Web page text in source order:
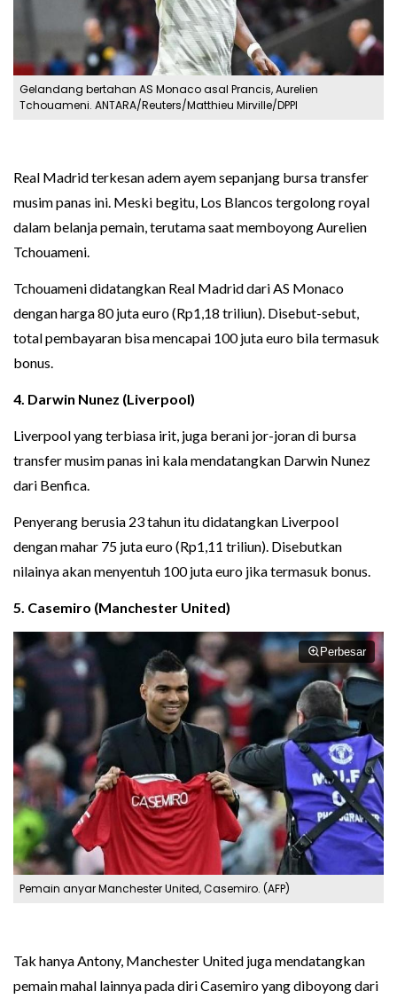
Gelandang bertahan AS Monaco asal Prancis, Aurelien
Tchouameni. ANTARA/Reuters/Matthieu Mirville/DPPI
Real Madrid terkesan adem ayem sepanjang bursa transfer
musim panas ini. Meski begitu, Los Blancos tergolong royal
dalam belanja pemain, terutama saat memboyong Aurelien
Tchouameni.
Tchouameni didatangkan Real Madrid dari AS Monaco
dengan harga 80 juta euro (Rp1,18 triliun). Disebut-sebut,
total pembayaran bisa mencapai 100 juta euro bila termasuk
bonus.
4. Darwin Nunez (Liverpool)
Liverpool yang terbiasa irit, juga berani jor-joran di bursa
transfer musim panas ini kala mendatangkan Darwin Nunez
dari Benfica.
Penyerang berusia 23 tahun itu didatangkan Liverpool
dengan mahar 75 juta euro (Rp1,11 triliun). Disebutkan
nilainya akan menyentuh 100 juta euro jika termasuk bonus.
5. Casemiro (Manchester United)
Perbesar
Pemain anyar Manchester United, Casemiro. (AFP)
Tak hanya Antony, Manchester United juga mendatangkan
pemain mahal lainnya pada diri Casemiro yang diboyong dari